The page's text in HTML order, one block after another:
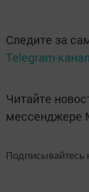
Следите за
Telegram-
Читайте
мессенджере
Подписывайтесь